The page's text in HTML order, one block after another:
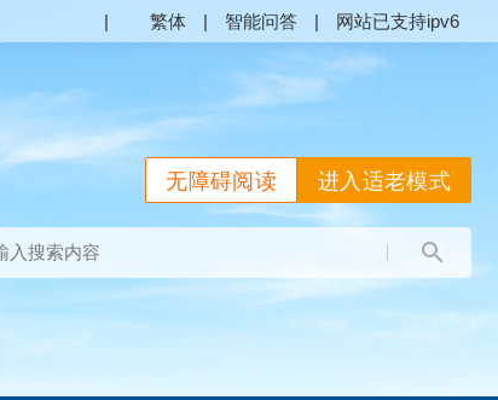
| 繁体 | 智能问答 | 网站已支持ipv6
进入适老模式
无障碍阅读